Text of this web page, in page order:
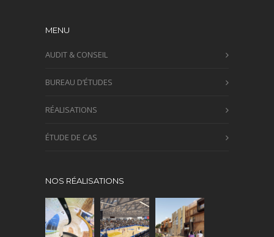
MENU
AUDIT & CONSEIL
BUREAU D’ÉTUDES
RÉALISATIONS
ÉTUDE DE CAS
NOS RÉALISATIONS